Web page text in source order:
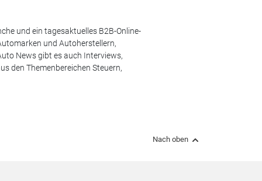
und ein tagesaktuelles B2B-Online-
und Autoherstellern,
News gibt es auch Interviews,
den Themenbereichen Steuern,
Nach oben